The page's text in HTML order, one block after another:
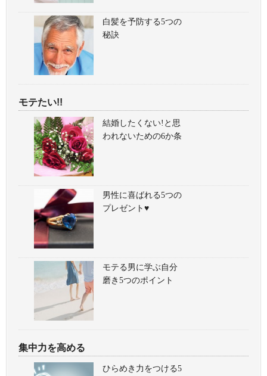
白髪を予防する5つの
秘訣
モテたい!!
結婚したくない!と思
われないための6か条
男性に喜ばれる5つの
プレゼント♥
モテる男に学ぶ自分
磨き5つのポイント
集中力を高める
ひらめき力をつける5